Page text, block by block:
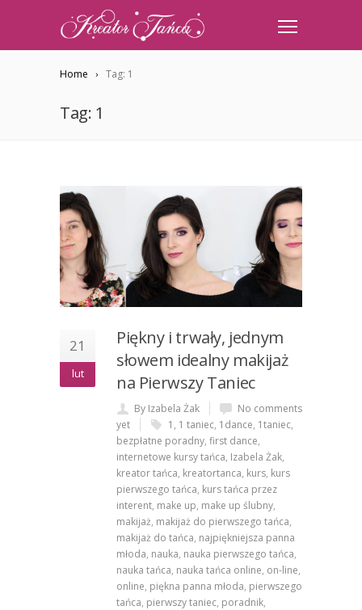
Home Tag: 1
Tag: 1
21
lut
Piękny i trwały, jednym
słowem idealny makijaż
na Pierwszy Taniec
By Izabela Żak
No comments
yet
1 , 1 taniec, 1dance, 1taniec,
bezpłatne poradny, first dance,
internetowe kursy tańca, Izabela Żak,
kreator tańca, kreatortanca, kurs, kurs
pierwszego tańca, kurs tańca przez
interent, make up, make up ślubny,
makijaż, makijaż do pierwszego tańca,
makijaż do tańca, najpiękniejsza panna
młoda, nauka, nauka pierwszego tańca,
nauka tańca, nauka tańca online, on-line,
online, piękna panna młoda, pierwszego
tańca, pierwszy taniec, poradnik,